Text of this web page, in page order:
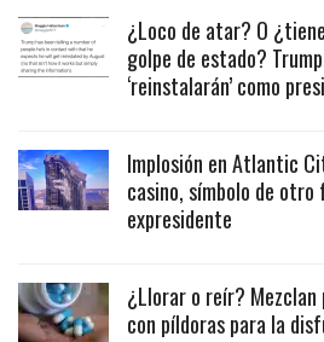
¿Loco de atar? O
golpe de estado?
‘reinstalarán’ como
Implosión en Atlantic
casino, símbolo de otro
expresidente
¿Llorar o reír?
con píldoras para la